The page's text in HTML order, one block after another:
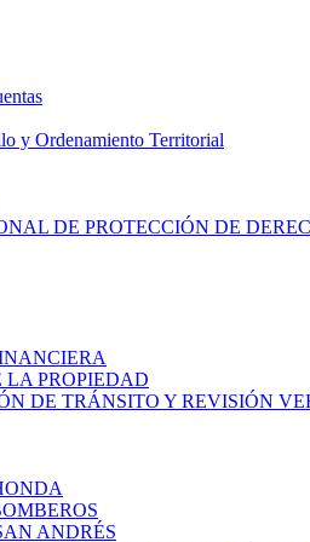
y Ordenamiento Territorial
DE PROTECCIÓN DE
LA PROPIEDAD
DE TRÁNSITO Y REVISIÓN
ANDRÉS